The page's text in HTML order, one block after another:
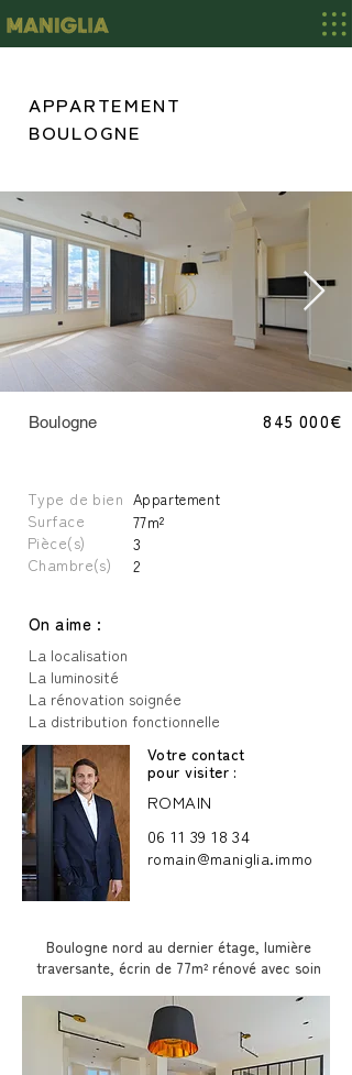
APPARTEMENT
BOULOGNE
VIS_1881.jpg
Boulogne 845 000€
Type de bien
Surface
Appartement
77m²
3
Chambre(s)
2
On aime :
La localisation
La luminosité
La rénovation soignée
La distribution fonctionnelle
Votre contact
pour visiter :
ROMAIN
06 11 39 18 34
romain@maniglia.immo
Pièce(s)
Boulogne nord au dernier étage, lumière
traversante, écrin de 77m² rénové avec soin